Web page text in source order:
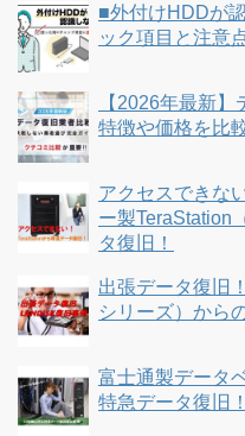
■外付けHDDが
ック項目と注意
【2026年最新
特徴や価格を比
アクセスできな
ー製TeraStation
タ復旧！
出張データ復旧
シリーズ）から
富士通製データ
特急データ復旧！